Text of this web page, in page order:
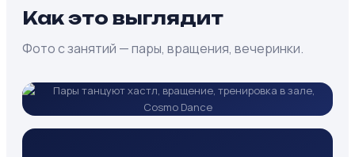
Как это выглядит
Фото с занятий — пары, вращения, вечеринки.